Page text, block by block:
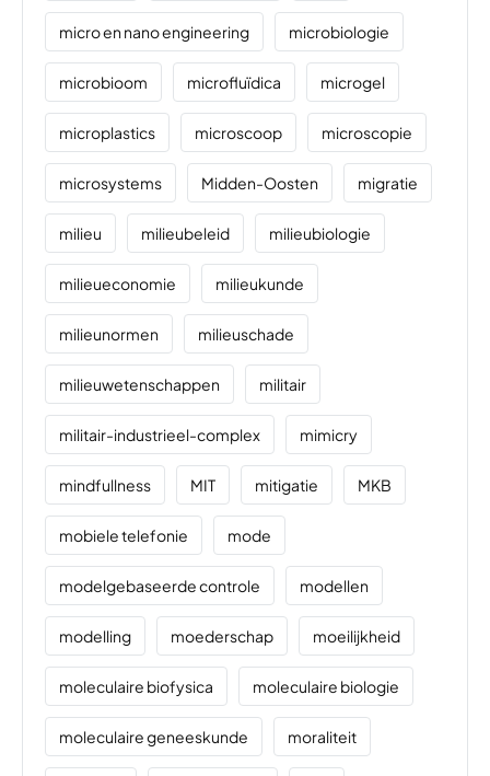
micro en nano engineering microbiologie
microbioom microfluïdica microgel
microplastics microscoop microscopie
microsystems Midden-Oosten migratie
milieu milieubeleid milieubiologie
milieueconomie milieukunde
milieunormen milieuschade
milieuwetenschappen militair
militair-industrieel-complex mimicry
mindfullness MIT mitigatie MKB
mobiele telefonie mode
modelgebaseerde controle modellen
modelling moederschap moeilijkheid
moleculaire biofysica moleculaire biologie
moleculaire geneeskunde moraliteit